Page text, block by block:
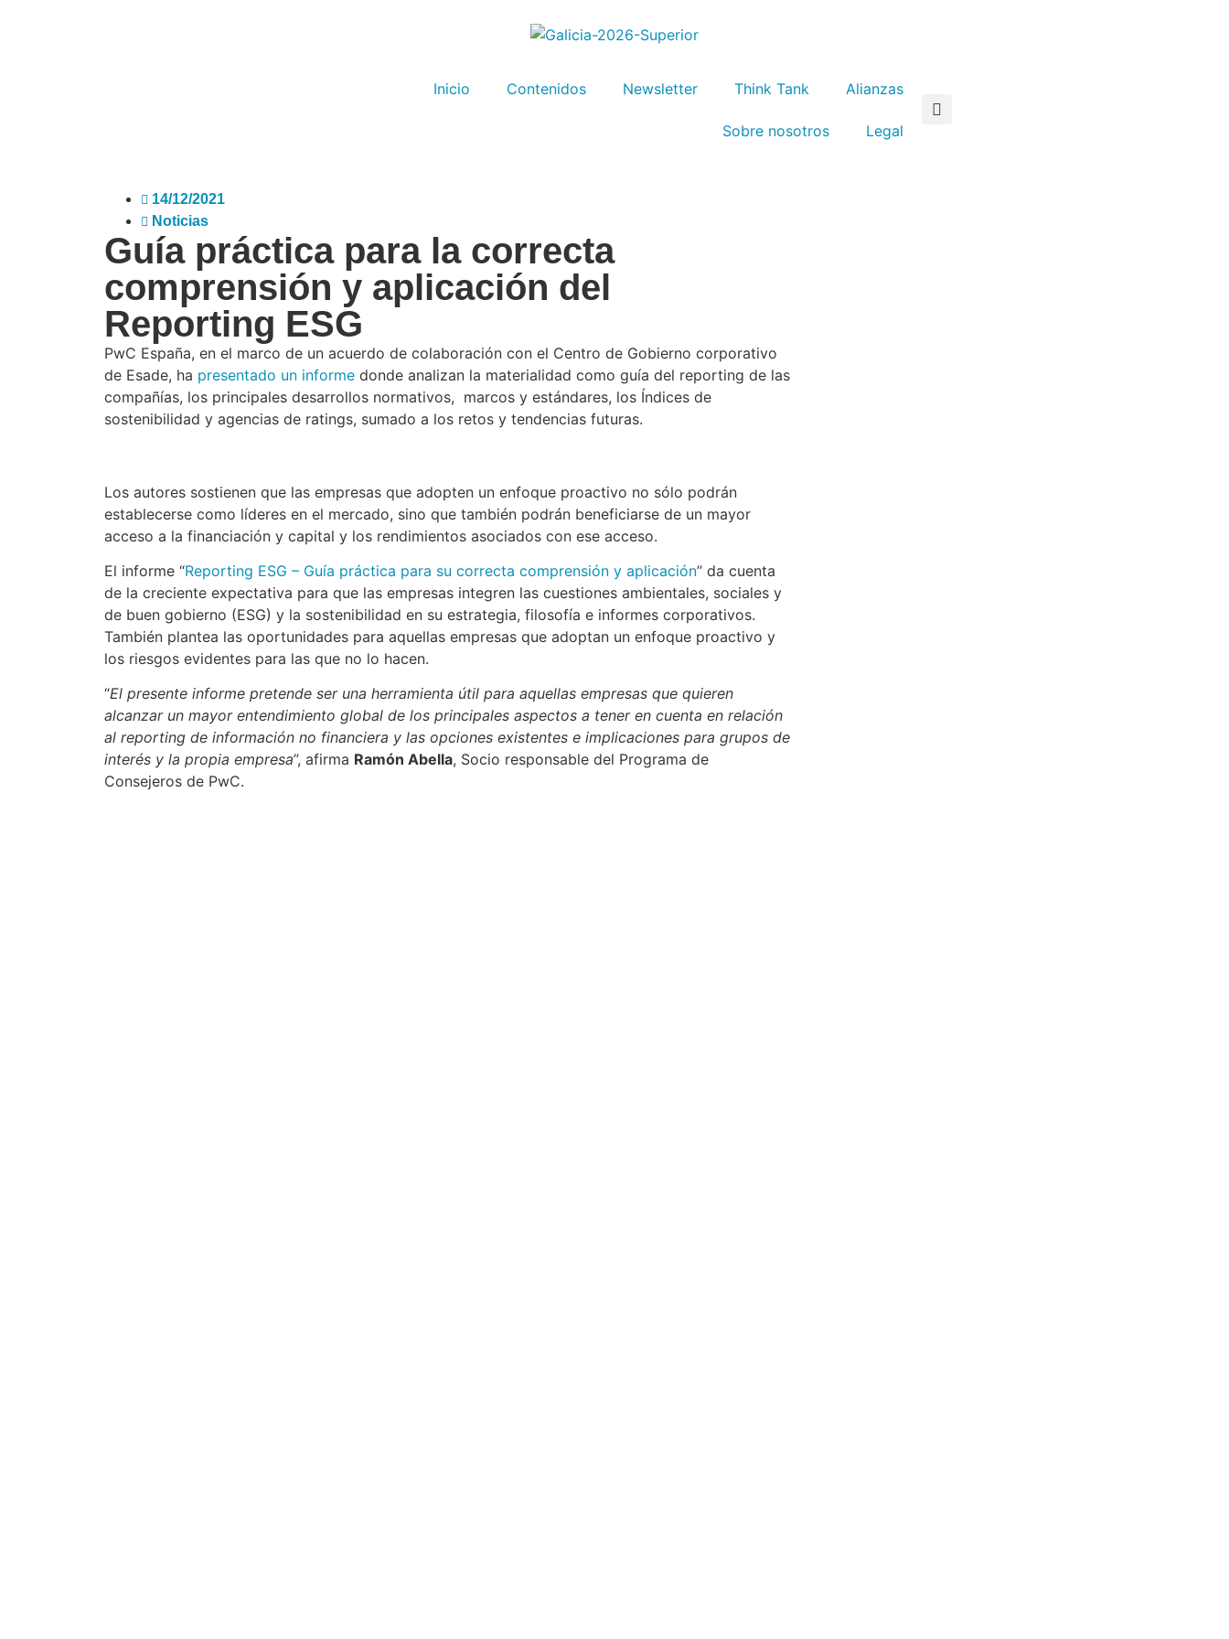
Inicio Contenidos Newsletter Think Tank Alianzas
Sobre nosotros Legal
14/12/2021
Noticias
Guía práctica para la correcta
comprensión y aplicación del
Reporting ESG
PwC España, en el marco de un acuerdo de colaboración con el Centro de Gobierno corporativo
de Esade, ha presentado un informe donde analizan la materialidad como guía del reporting de las
compañías, los principales desarrollos normativos, marcos y estándares, los Índices de
sostenibilidad y agencias de ratings, sumado a los retos y tendencias futuras.
Los autores sostienen que las empresas que adopten un enfoque proactivo no sólo podrán
establecerse como líderes en el mercado, sino que también podrán beneficiarse de un mayor
acceso a la financiación y capital y los rendimientos asociados con ese acceso.
El informe “Reporting ESG – Guía práctica para su correcta comprensión y aplicación” da cuenta
de la creciente expectativa para que las empresas integren las cuestiones ambientales, sociales y
de buen gobierno (ESG) y la sostenibilidad en su estrategia, filosofía e informes corporativos.
También plantea las oportunidades para aquellas empresas que adoptan un enfoque proactivo y
los riesgos evidentes para las que no lo hacen.
“El presente informe pretende ser una herramienta útil para aquellas empresas que quieren
alcanzar un mayor entendimiento global de los principales aspectos a tener en cuenta en relación
al reporting de información no financiera y las opciones existentes e implicaciones para grupos de
interés y la propia empresa”, afirma Ramón Abella, Socio responsable del Programa de
Consejeros de PwC.